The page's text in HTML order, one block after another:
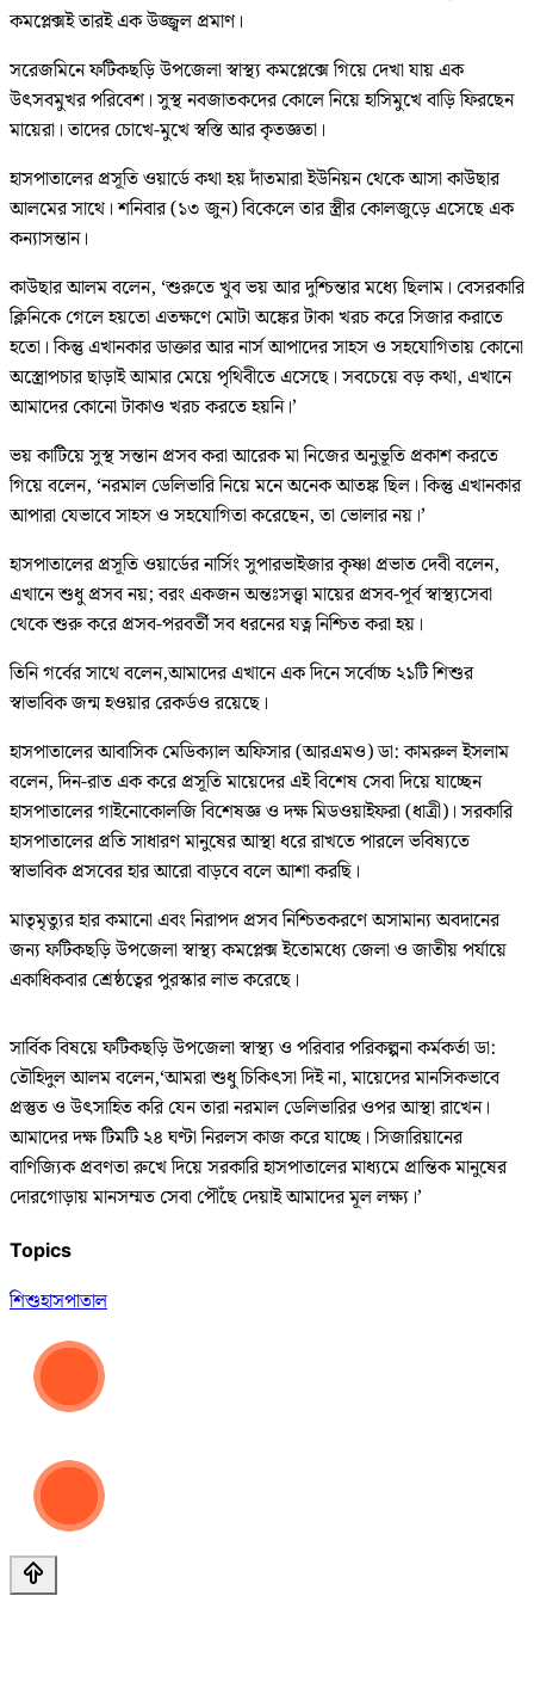
কমপ্লেক্সই তারই এক উজ্জ্বল প্রমাণ।
সরেজমিনে ফটিকছড়ি উপজেলা স্বাস্থ্য কমপ্লেক্সে গিয়ে দেখা যায় এক
উৎসবমুখর পরিবেশ। সুস্থ নবজাতকদের কোলে নিয়ে হাসিমুখে বাড়ি ফিরছেন
মায়েরা। তাদের চোখে-মুখে স্বস্তি আর কৃতজ্ঞতা।
হাসপাতালের প্রসূতি ওয়ার্ডে কথা হয় দাঁতমারা ইউনিয়ন থেকে আসা কাউছার
আলমের সাথে। শনিবার (১৩ জুন) বিকেলে তার স্ত্রীর কোলজুড়ে এসেছে এক
কন্যাসন্তান।
কাউছার আলম বলেন, ‘শুরুতে খুব ভয় আর দুশ্চিন্তার মধ্যে ছিলাম। বেসরকারি
ক্লিনিকে গেলে হয়তো এতক্ষণে মোটা অঙ্কের টাকা খরচ করে সিজার করাতে
হতো। কিন্তু এখানকার ডাক্তার আর নার্স আপাদের সাহস ও সহযোগিতায় কোনো
অস্ত্রোপচার ছাড়াই আমার মেয়ে পৃথিবীতে এসেছে। সবচেয়ে বড় কথা, এখানে
আমাদের কোনো টাকাও খরচ করতে হয়নি।’
ভয় কাটিয়ে সুস্থ সন্তান প্রসব করা আরেক মা নিজের অনুভূতি প্রকাশ করতে
গিয়ে বলেন, ‘নরমাল ডেলিভারি নিয়ে মনে অনেক আতঙ্ক ছিল। কিন্তু এখানকার
আপারা যেভাবে সাহস ও সহযোগিতা করেছেন, তা ভোলার নয়।’
হাসপাতালের প্রসূতি ওয়ার্ডের নার্সিং সুপারভাইজার কৃষ্ণা প্রভাত দেবী বলেন,
এখানে শুধু প্রসব নয়; বরং একজন অন্তঃসত্ত্বা মায়ের প্রসব-পূর্ব স্বাস্থ্যসেবা
থেকে শুরু করে প্রসব-পরবর্তী সব ধরনের যত্ন নিশ্চিত করা হয়।
তিনি গর্বের সাথে বলেন,​আমাদের এখানে এক দিনে সর্বোচ্চ ২১টি শিশুর
স্বাভাবিক জন্ম হওয়ার রেকর্ডও রয়েছে।
হাসপাতালের আবাসিক মেডিক্যাল অফিসার (আরএমও) ডা: কামরুল ইসলাম
বলেন, দিন-রাত এক করে প্রসূতি মায়েদের এই বিশেষ সেবা দিয়ে যাচ্ছেন
হাসপাতালের গাইনোকোলজি বিশেষজ্ঞ ও দক্ষ মিডওয়াইফরা (ধাত্রী)। সরকারি
হাসপাতালের প্রতি সাধারণ মানুষের আস্থা ধরে রাখতে পারলে ভবিষ্যতে
স্বাভাবিক প্রসবের হার আরো বাড়বে বলে আশা করছি।
মাতৃমৃত্যুর হার কমানো এবং নিরাপদ প্রসব নিশ্চিতকরণে অসামান্য অবদানের
জন্য ফটিকছড়ি উপজেলা স্বাস্থ্য কমপ্লেক্স ইতোমধ্যে জেলা ও জাতীয় পর্যায়ে
একাধিকবার শ্রেষ্ঠত্বের পুরস্কার লাভ করেছে।
সার্বিক বিষয়ে ফটিকছড়ি উপজেলা স্বাস্থ্য ও পরিবার পরিকল্পনা কর্মকর্তা ডা:
তৌহিদুল আলম বলেন,​‘আমরা শুধু চিকিৎসা দিই না, মায়েদের মানসিকভাবে
প্রস্তুত ও উৎসাহিত করি যেন তারা নরমাল ডেলিভারির ওপর আস্থা রাখেন।
আমাদের দক্ষ টিমটি ২৪ ঘণ্টা নিরলস কাজ করে যাচ্ছে। সিজারিয়ানের
বাণিজ্যিক প্রবণতা রুখে দিয়ে সরকারি হাসপাতালের মাধ্যমে প্রান্তিক মানুষের
দোরগোড়ায় মানসম্মত সেবা পৌঁছে দেয়াই আমাদের মূল লক্ষ্য।’
Topics
শিশুহাসপাতাল